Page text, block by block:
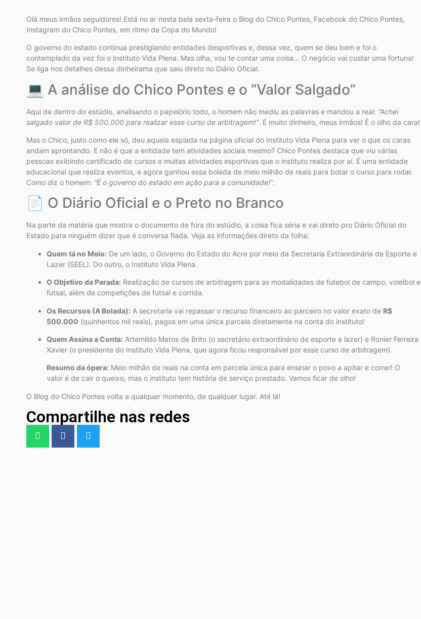
Olá meus irmãos seguidores! Está no ar nesta bela sexta-feira o Blog do Chico Pontes, Facebook do Chico Pontes,
Instagram do Chico Pontes, em ritmo de Copa do Mundo!
O governo do estado continua prestigiando entidades desportivas e, dessa vez, quem se deu bem e foi o
contemplado da vez foi o Instituto Vida Plena. Mas olha, vou te contar uma coisa… O negócio vai custar uma fortuna!
Se liga nos detalhes dessa dinheirama que saiu direto no Diário Oficial.
💻 A análise do Chico Pontes e o “Valor Salgado”
Aqui de dentro do estúdio, analisando o papelório todo, o homem não mediu as palavras e mandou a real: “Achei
salgado valor de R$ 500.000 para realizar esse curso de arbitragem!”. É muito dinheiro, meus irmãos! É o olho da cara!
Mas o Chico, justo como ele só, deu aquela espiada na página oficial do Instituto Vida Plena para ver o que os caras
andam aprontando. E não é que a entidade tem atividades sociais mesmo? Chico Pontes destaca que viu várias
pessoas exibindo certificado de cursos e muitas atividades esportivas que o instituto realiza por aí. É uma entidade
educacional que realiza eventos, e agora ganhou essa bolada de meio milhão de reais para botar o curso para rodar.
Como diz o homem: “É o governo do estado em ação para a comunidade!”.
📄 O Diário Oficial e o Preto no Branco
Na parte da matéria que mostra o documento de fora do estúdio, a coisa fica séria e vai direto pro Diário Oficial do
Estado para ninguém dizer que é conversa fiada. Veja as informações direto da folha:
Quem tá no Meio: De um lado, o Governo do Estado do Acre por meio da Secretaria Extraordinária de Esporte e
Lazer (SEEL). Do outro, o Instituto Vida Plena.
O Objetivo da Parada: Realização de cursos de arbitragem para as modalidades de futebol de campo, voleibol e
futsal, além de competições de futsal e corrida.
Os Recursos (A Bolada): A secretaria vai repassar o recurso financeiro ao parceiro no valor exato de R$
500.000 (quinhentos mil reais), pagos em uma única parcela diretamente na conta do instituto!
Quem Assina a Conta: Artemildo Matos de Brito (o secretário extraordinário de esporte e lazer) e Ronier Ferreira
Xavier (o presidente do Instituto Vida Plena, que agora ficou responsável por esse curso de arbitragem).
Resumo da ópera: Meio milhão de reais na conta em parcela única para ensinar o povo a apitar e correr! O
valor é de cair o queixo, mas o instituto tem história de serviço prestado. Vamos ficar de olho!
O Blog do Chico Pontes volta a qualquer momento, de qualquer lugar. Até lá!
Compartilhe nas redes